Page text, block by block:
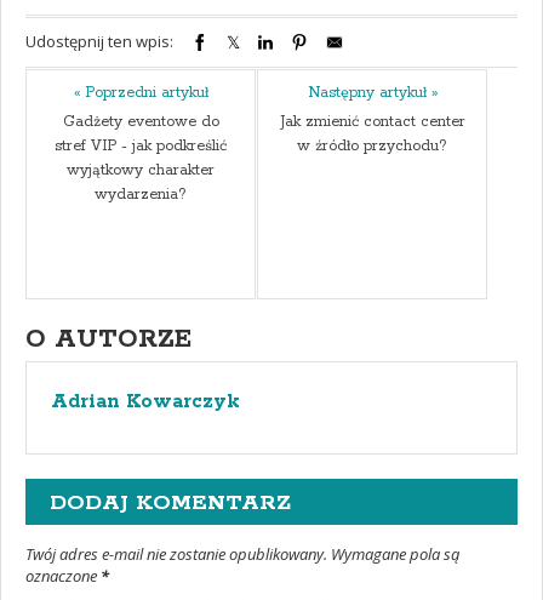
Udostępnij ten wpis:
« Poprzedni artykuł
Gadżety eventowe do
stref VIP - jak podkreślić
wyjątkowy charakter
wydarzenia?
Następny artykuł »
Jak zmienić contact center
w źródło przychodu?
O AUTORZE
Adrian Kowarczyk
DODAJ KOMENTARZ
Twój adres e-mail nie zostanie opublikowany. Wymagane pola są
oznaczone *